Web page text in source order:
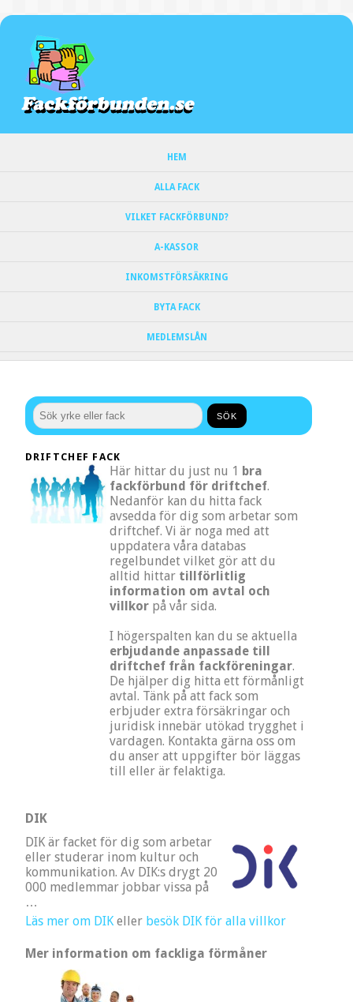
HEM
ALLA FACK
VILKET FACKFÖRBUND?
A-KASSOR
INKOMSTFÖRSÄKRING
BYTA FACK
MEDLEMSLÅN
DRIFTCHEF FACK
Här hittar du just nu 1 bra
fackförbund för driftchef.
Nedanför kan du hitta fack
avsedda för dig som arbetar som
driftchef. Vi är noga med att
uppdatera våra databas
regelbundet vilket gör att du
alltid hittar tillförlitlig
information om avtal och
villkor på vår sida.
I högerspalten kan du se aktuella
erbjudande anpassade till
driftchef från fackföreningar.
De hjälper dig hitta ett förmånligt
avtal. Tänk på att fack som
erbjuder extra försäkringar och
juridisk innebär utökad trygghet i
vardagen. Kontakta gärna oss om
du anser att uppgifter bör läggas
till eller är felaktiga.
DIK
DIK är facket för dig som arbetar
eller studerar inom kultur och
kommunikation. Av DIK:s drygt 20
000 medlemmar jobbar vissa på
…
Läs mer om DIKeller besök DIK för alla villkor
Mer information om fackliga förmåner